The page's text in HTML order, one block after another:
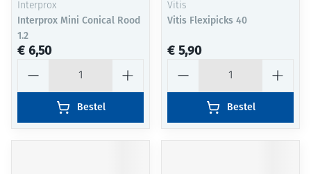
Interprox
Interprox Mini Conical Rood
1.2
€ 6,50
Bestel
Vitis
Vitis Flexipicks 40
€ 5,90
Bestel